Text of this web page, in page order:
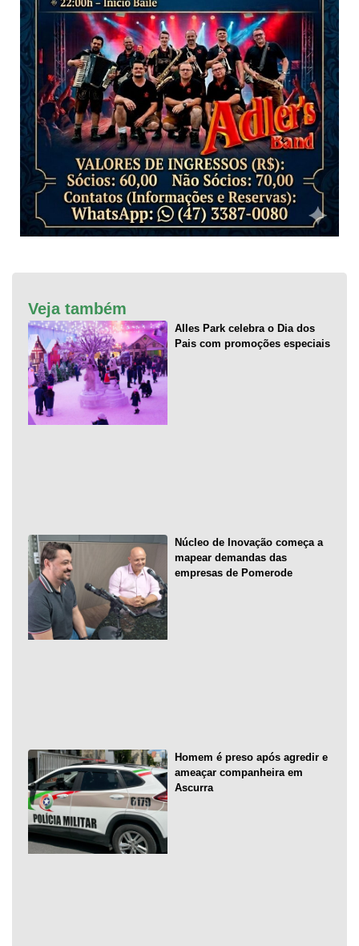
Veja também
Alles Park celebra o Dia dos
Pais com promoções especiais
Núcleo de Inovação começa a
mapear demandas das
empresas de Pomerode
Homem é preso após agredir e
ameaçar companheira em
Ascurra